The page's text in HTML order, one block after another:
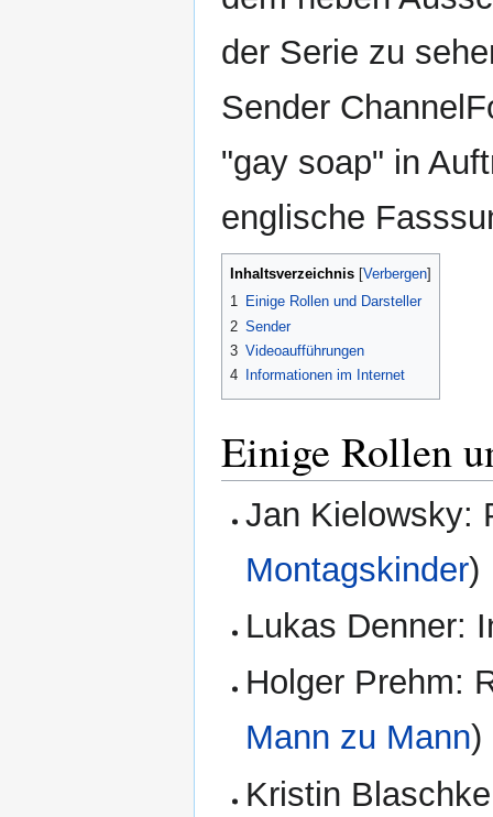
der Serie zu
Sender
"gay soap" in
englische
Inhaltsverzeichnis
1 Einige Rollen und Darsteller
2 Sender
3 Videoaufführungen
4
Informationen im Internet
Einige Rollen
Jan Kielowsky:
Montagskinder)
Lukas Denner:
Holger Prehm:
Mann zu Mann)
Kristin